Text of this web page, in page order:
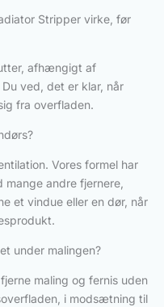
Stripper virke, før
afhængigt af
ved, det er klar, når
fra overfladen.
Vores formel har
andre fjernere,
et vindue eller en dør, når
under malingen?
maling og fernis uden
i modsætning til